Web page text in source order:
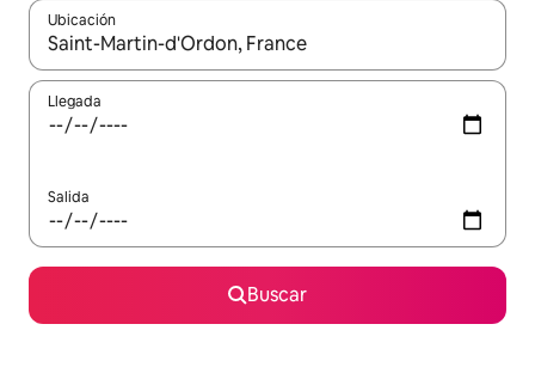
Ubicación
Cuando los resultados estén disponibles, podrás navegar
Llegada
Salida
Buscar